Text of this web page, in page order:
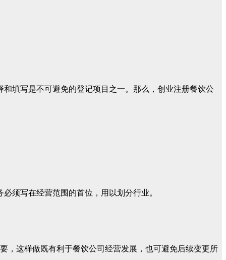
填写是不可避免的登记项目之一。那么，创业注册餐饮公
必须写在经营范围 的首位，用以划分行业。
，这样做既有利于餐饮公司经营发展，也可避免后续变更所